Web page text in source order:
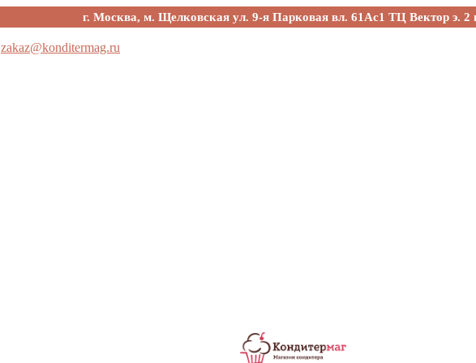
г. Москва, м. Щелковская ул. 9-я Парковая вл. 61Ас1 ТЦ Вектор э. 2
zakaz@konditermag.ru